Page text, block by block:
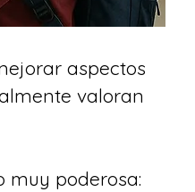
aspectos
valoran
muy poderosa: